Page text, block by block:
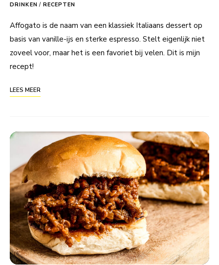
DRINKEN / RECEPTEN
Affogato is de naam van een klassiek Italiaans dessert op
basis van vanille-ijs en sterke espresso. Stelt eigenlijk niet
zoveel voor, maar het is een favoriet bij velen. Dit is mijn
recept!
LEES MEER